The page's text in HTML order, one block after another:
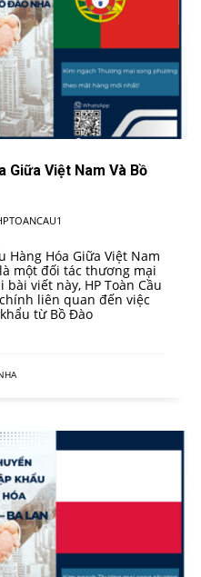
Giữa Việt Nam Và Bồ
Hàng Hóa Giữa Việt Nam
một đối tác thương mại
viết này, HP Toàn Cầu
liên quan đến việc
từ Bồ Đào